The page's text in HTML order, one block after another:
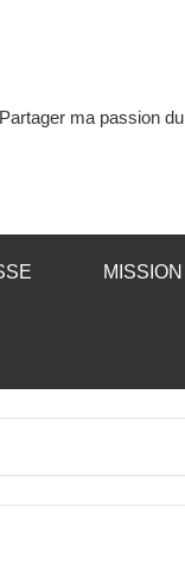
pédago
Ségo
Partager ma passion